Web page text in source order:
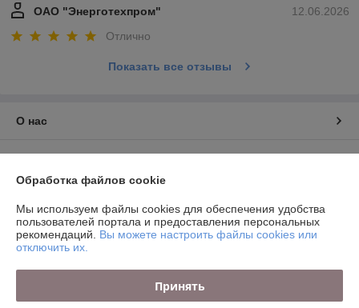
12.06.2026
ОАО "Энерготехпром"
Отлично
Показать все отзывы
О нас
График работы
Полная версия сайта
Обработка файлов cookie
Мы используем файлы cookies для обеспечения удобства
пользователей портала и предоставления персональных
рекомендаций. Вы можете настроить файлы cookies или
отключить их.
Принять